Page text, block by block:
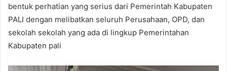
bentuk perhatian yang serius dari Pemerintah Kabupaten
PALI dengan melibatkan seluruh Perusahaan, OPD, dan
sekolah sekolah yang ada di lingkup Pemerintahan
Kabupaten pali